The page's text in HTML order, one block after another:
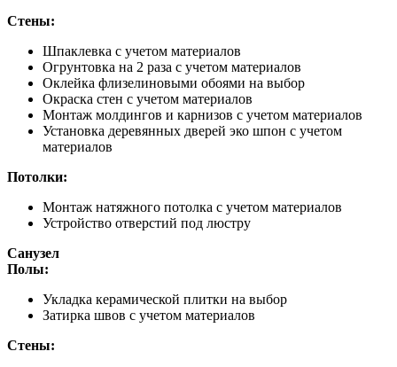
Стены:
Шпаклевка с учетом материалов
Огрунтовка на 2 раза с учетом материалов
Оклейка флизелиновыми обоями на выбор
Окраска стен с учетом материалов
Монтаж молдингов и карнизов с учетом материалов
Установка деревянных дверей эко шпон с учетом
материалов
Потолки:
Монтаж натяжного потолка с учетом материалов
Устройство отверстий под люстру
Санузел
Полы:
Укладка керамической плитки на выбор
Затирка швов с учетом материалов
Стены: